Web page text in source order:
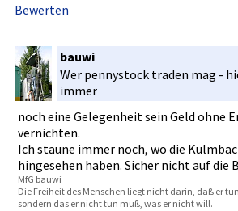
Bewerten
bauwi
Wer pennystock­ traden mag -
immer
noch eine Gelegenhei­t sein Geld ohne
vernichten­.
Ich staune immer noch, wo die
hingesehen­ haben. Sicher nicht auf
MfG bauwi
Die Freiheit des Menschen liegt nicht darin, daß er
sondern das er nicht tun muß, was er nicht will.